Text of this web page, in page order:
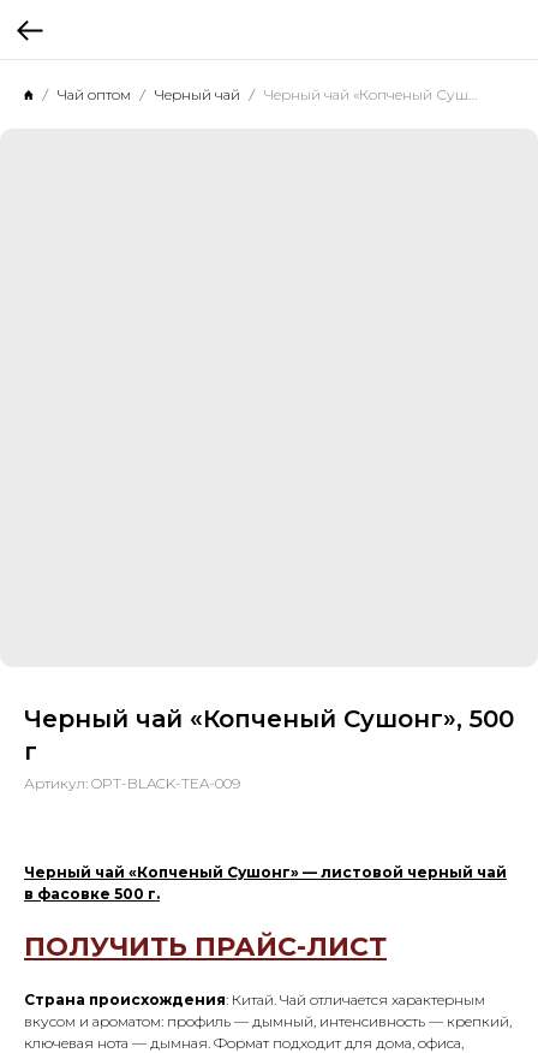
Чай оптом Черный чай Черный чай «Копченый Сушонг», 500 г
Черный чай «Копченый Сушонг», 500
г
Артикул: OPT-BLACK-TEA-009
Черный чай «Копченый Сушонг» — листовой черный чай
в фасовке 500 г.
ПОЛУЧИТЬ ПРАЙС-ЛИСТ
Страна происхождения: Китай. Чай отличается характерным
вкусом и ароматом: профиль — дымный, интенсивность — крепкий,
ключевая нота — дымная. Формат подходит для дома, офиса,